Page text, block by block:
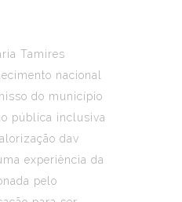
Tamires
nacional
do município
pública inclusiva
dav
experiência da
pelo